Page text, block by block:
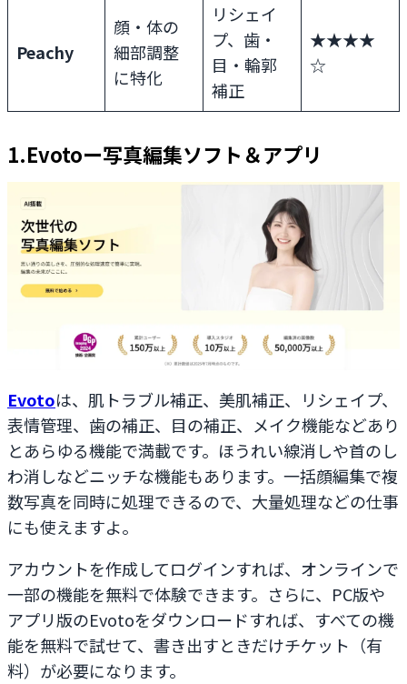
Peachy
顔・体の
細部調整
に特化
リシェイ
プ、歯・
目・輪郭
補正
★★★★
☆
1.Evotoー写真編集ソフト＆アプリ
Evotoは、肌トラブル補正、美肌補正、リシェイプ、
表情管理、歯の補正、目の補正、メイク機能などあり
とあらゆる機能で満載です。ほうれい線消しや首のし
わ消しなどニッチな機能もあります。一括顔編集で複
数写真を同時に処理できるので、大量処理などの仕事
にも使えますよ。
アカウントを作成してログインすれば、オンラインで
一部の機能を無料で体験できます。さらに、PC版や
アプリ版のEvotoをダウンロードすれば、すべての機
能を無料で試せて、書き出すときだけチケット（有
料）が必要になります。